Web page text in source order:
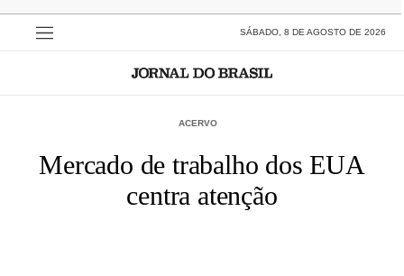
SÁBADO, 8 DE AGOSTO DE 2026
ACERVO
Mercado de trabalho dos EUA
centra atenção